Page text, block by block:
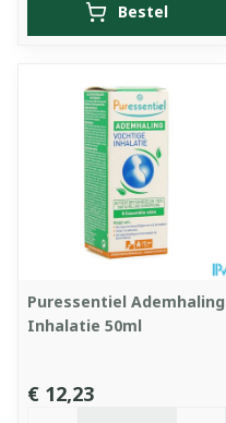
Bestel
Puressentiel Ademhaling
Inhalatie 50ml
€ 12,23